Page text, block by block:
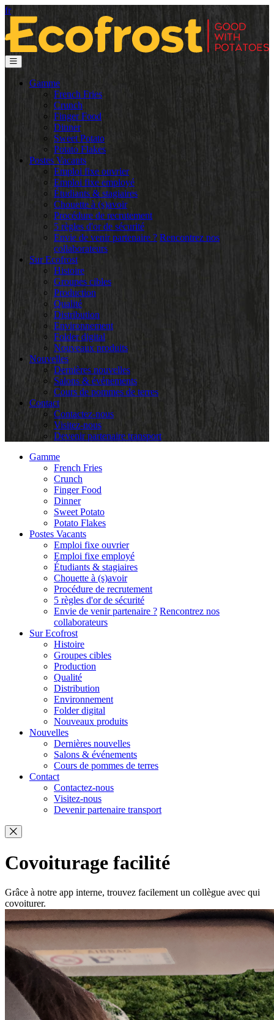
fr
Gamme
French Fries
Crunch
Finger Food
Dinner
Sweet Potato
Potato Flakes
Postes Vacants
Emploi fixe ouvrier
Emploi fixe employé
Étudiants & stagiaires
Chouette à (s)avoir
Procédure de recrutement
5 règles d'or de sécurité
Envie de venir partenaire ? Rencontrez nos
collaborateurs
Sur Ecofrost
Histoire
Groupes cibles
Production
Qualité
Distribution
Environnement
Folder digital
Nouveaux produits
Nouvelles
Dernières nouvelles
Salons & événements
Cours de pommes de terres
Contact
Contactez-nous
Visitez-nous
Devenir partenaire transport
Gamme
French Fries
Crunch
Finger Food
Dinner
Sweet Potato
Potato Flakes
Postes Vacants
Emploi fixe ouvrier
Emploi fixe employé
Étudiants & stagiaires
Chouette à (s)avoir
Procédure de recrutement
5 règles d'or de sécurité
Envie de venir partenaire ? Rencontrez nos
collaborateurs
Sur Ecofrost
Histoire
Groupes cibles
Production
Qualité
Distribution
Environnement
Folder digital
Nouveaux produits
Nouvelles
Dernières nouvelles
Salons & événements
Cours de pommes de terres
Contact
Contactez-nous
Visitez-nous
Devenir partenaire transport
Covoiturage facilité
Grâce à notre app interne, trouvez facilement un collègue avec qui
covoiturer.